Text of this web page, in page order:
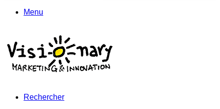
Menu
Rechercher